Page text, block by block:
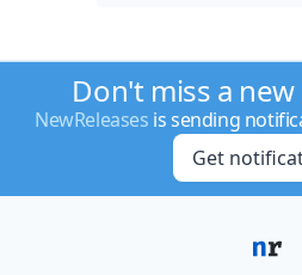
Don't miss a new
NewReleases is sending
Get